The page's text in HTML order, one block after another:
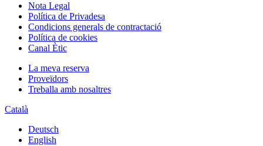
Nota Legal
Política de Privadesa
Condicions generals de contractació
Política de cookies
Canal Ètic
La meva reserva
Proveïdors
Treballa amb nosaltres
Català
Deutsch
English